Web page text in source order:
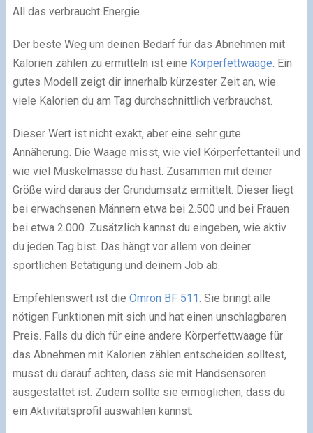
All das verbraucht Energie.
Der beste Weg um deinen Bedarf für das Abnehmen mit
Kalorien zählen zu ermitteln ist eine Körperfettwaage . Ein
gutes Modell zeigt dir innerhalb kürzester Zeit an, wie
viele Kalorien du am Tag durchschnittlich verbrauchst.
Dieser Wert ist nicht exakt, aber eine sehr gute
Annäherung. Die Waage misst, wie viel Körperfettanteil und
wie viel Muskelmasse du hast. Zusammen mit deiner
Größe wird daraus der Grundumsatz ermittelt. Dieser liegt
bei erwachsenen Männern etwa bei 2.500 und bei Frauen
bei etwa 2.000. Zusätzlich kannst du eingeben, wie aktiv
du jeden Tag bist. Das hängt vor allem von deiner
sportlichen Betätigung und deinem Job ab.
Empfehlenswert ist die Omron BF 511 . Sie bringt alle
nötigen Funktionen mit sich und hat einen unschlagbaren
Preis. Falls du dich für eine andere Körperfettwaage für
das Abnehmen mit Kalorien zählen entscheiden solltest,
musst du darauf achten, dass sie mit Handsensoren
ausgestattet ist. Zudem sollte sie ermöglichen, dass du
ein Aktivitätsprofil auswählen kannst.